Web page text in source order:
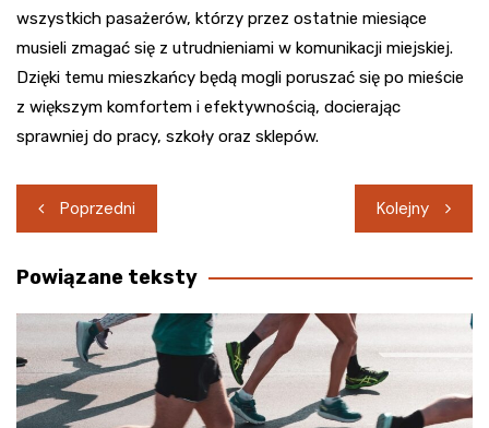
wszystkich pasażerów, którzy przez ostatnie miesiące
musieli zmagać się z utrudnieniami w komunikacji miejskiej.
Dzięki temu mieszkańcy będą mogli poruszać się po mieście
z większym komfortem i efektywnością, docierając
sprawniej do pracy, szkoły oraz sklepów.
Nawigacja
wpisu
Poprzedni Kolejny
Powiązane teksty